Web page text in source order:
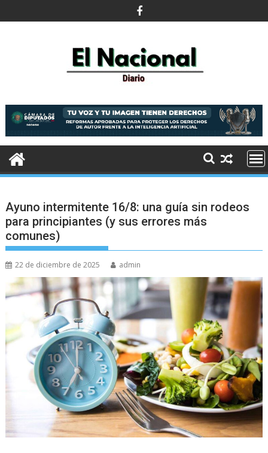
al
Ayuno intermitente 16/8: una guía sin rodeos
para principiantes (y sus errores más
comunes)
22 de diciembre de 2025 admin